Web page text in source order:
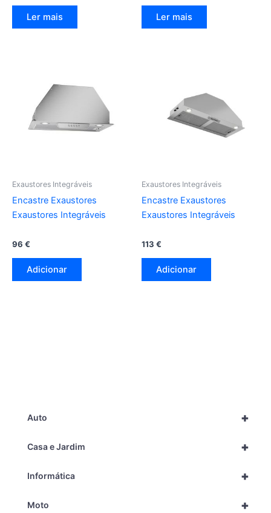
+
Auto
+
Casa e Jardim
+
Informática
+
Moto
Ler mais Ler mais
Exaustores Integráveis
Encastre Exaustores
Exaustores Integráveis
96 €
Adicionar
Exaustores Integráveis
Encastre Exaustores
Exaustores Integráveis
113 €
Adicionar